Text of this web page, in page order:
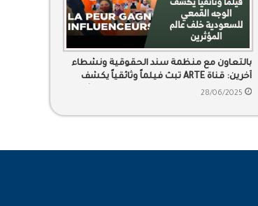
بالتعاون مع منظمة سند الحقوقية ونشطاء
آخرين: قناة ARTE تبث فيلماً وثائقياً يكشف
الوجه القمعي للسعودية خلف عالم المؤثرين
28/06/2025